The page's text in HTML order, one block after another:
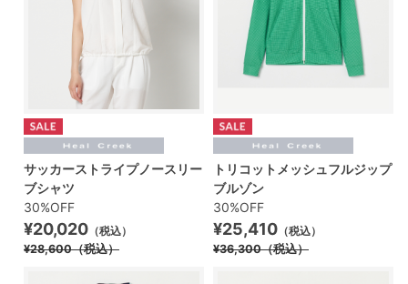
サッカーストライプノースリー
ブシャツ
30%OFF
¥20,020 （税込）
¥28,600（税込）
トリコットメッシュフルジップ
ブルゾン
30%OFF
¥25,410 （税込）
¥36,300（税込）